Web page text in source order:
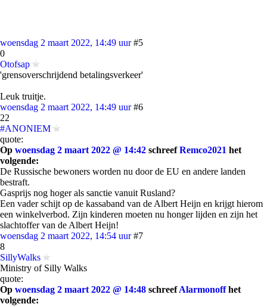
woensdag 2 maart 2022, 14:49 uur #5
0
Otofsap
'grensoverschrijdend betalingsverkeer'
Leuk truitje.
woensdag 2 maart 2022, 14:49 uur #6
22
#ANONIEM
quote:
Op woensdag 2 maart 2022 @ 14:42 schreefRemco2021 het
volgende:
De Russische bewoners worden nu door de EU en andere landen
bestraft.
Gasprijs nog hoger als sanctie vanuit Rusland?
Een vader schijt op de kassaband van de Albert Heijn en krijgt hierom
een winkelverbod. Zijn kinderen moeten nu honger lijden en zijn het
slachtoffer van de Albert Heijn!
woensdag 2 maart 2022, 14:54 uur #7
8
SillyWalks
Ministry of Silly Walks
quote:
Op woensdag 2 maart 2022 @ 14:48 schreefAlarmonoffhet
volgende: